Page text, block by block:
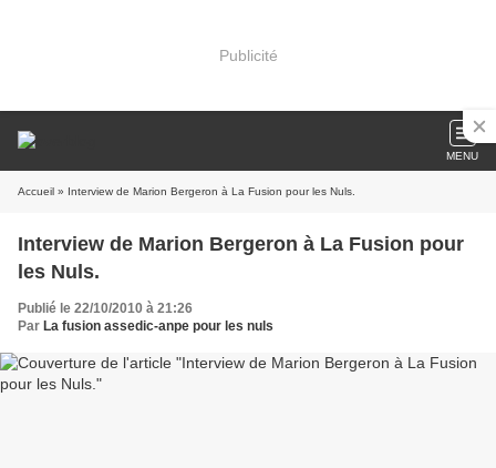
Publicité
MENU
Accueil » Interview de Marion Bergeron à La Fusion pour les Nuls.
Interview de Marion Bergeron à La Fusion pour
les Nuls.
Publié le 22/10/2010 à 21:26
Par La fusion assedic-anpe pour les nuls